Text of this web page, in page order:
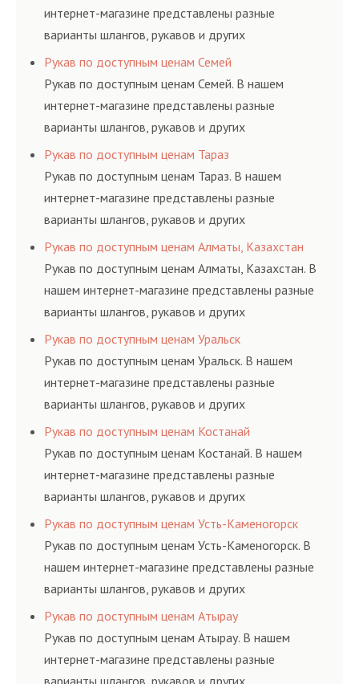
интернет-магазине представлены разные
варианты шлангов, рукавов и других
резинотехнических изделий, соответствующих
ГОСТам, техническим условиям и нормативам.
Рукав по доступным ценам Семей
Рукав по доступным ценам Семей. В нашем
интернет-магазине представлены разные
варианты шлангов, рукавов и других
резинотехнических изделий, соответствующих
ГОСТам, техническим условиям и нормативам.
Рукав по доступным ценам Тараз
Рукав по доступным ценам Тараз. В нашем
интернет-магазине представлены разные
варианты шлангов, рукавов и других
резинотехнических изделий, соответствующих
ГОСТам, техническим условиям и нормативам.
Рукав по доступным ценам Алматы, Казахстан
Рукав по доступным ценам Алматы, Казахстан. В
нашем интернет-магазине представлены разные
варианты шлангов, рукавов и других
резинотехнических изделий, соответствующих
ГОСТам, техническим условиям и нормативам.
Рукав по доступным ценам Уральск
Рукав по доступным ценам Уральск. В нашем
интернет-магазине представлены разные
варианты шлангов, рукавов и других
резинотехнических изделий, соответствующих
ГОСТам, техническим условиям и нормативам.
Рукав по доступным ценам Костанай
Рукав по доступным ценам Костанай. В нашем
интернет-магазине представлены разные
варианты шлангов, рукавов и других
резинотехнических изделий, соответствующих
ГОСТам, техническим условиям и нормативам.
Рукав по доступным ценам Усть-Каменогорск
Рукав по доступным ценам Усть-Каменогорск. В
нашем интернет-магазине представлены разные
варианты шлангов, рукавов и других
резинотехнических изделий, соответствующих
ГОСТам, техническим условиям и нормативам.
Рукав по доступным ценам Атырау
Рукав по доступным ценам Атырау. В нашем
интернет-магазине представлены разные
варианты шлангов, рукавов и других